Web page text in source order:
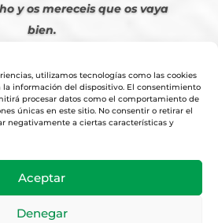
utilizamos tecnologías como las cookies
la información del dispositivo. El consentimiento
procesar datos como el comportamiento de
únicas en este sitio. No consentir o retirar el
negativamente a ciertas características y
Aceptar
Denegar
y os mereceis que os vaya
bien.
Condiciones Venta Online
Web,Agencia web-espana.es